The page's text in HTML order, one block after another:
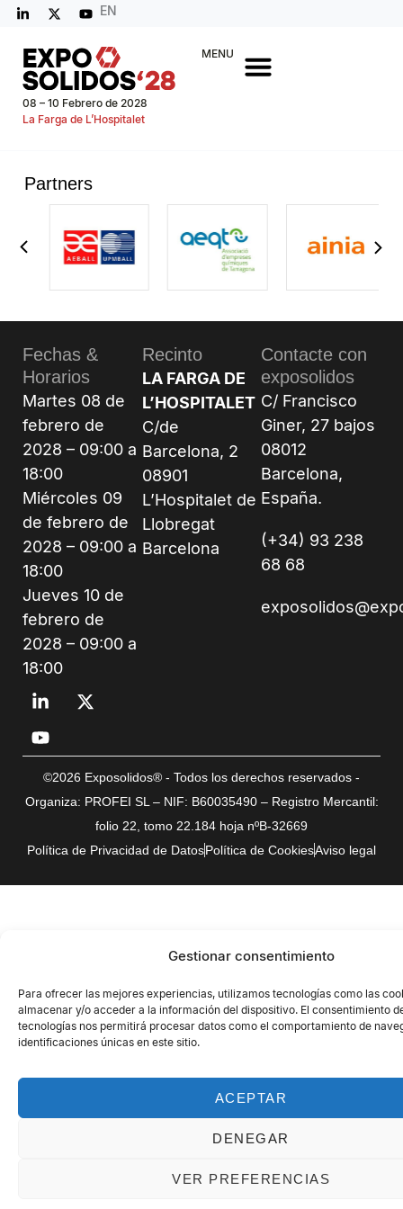
Gestionar consentimiento
Para ofrecer las mejores experiencias, utilizamos tecnologías como las
almacenar y/o acceder a la información del dispositivo. El consentimiento
tecnologías nos permitirá procesar datos como el comportamiento de
identificaciones únicas en este sitio.
ACEPTAR
DENEGAR
VER PREFERENCIAS
EN
08 – 10 Febrero de 2028
La Farga de L’Hospitalet
MENU
Partners
Fechas &
Horarios
Martes 08 de
febrero de
2028 – 09:00 a
18:00
Miércoles 09
de febrero de
2028 – 09:00 a
18:00
Jueves 10 de
febrero de
2028 – 09:00 a
18:00
Recinto
LA FARGA DE
L’HOSPITALET
C/de
Barcelona, 2
08901
L’Hospitalet de
Llobregat
Barcelona
Contacte con
exposolidos
C/ Francisco
Giner, 27 bajos
08012
Barcelona,
España.
(+34) 93 238
68 68
©2026 Exposolidos® - Todos los derechos reservados -
Organiza: PROFEI SL – NIF: B60035490 – Registro Mercantil:
folio 22, tomo 22.184 hoja nºB-32669
Política de Privacidad de DatosPolítica de CookiesAviso legal